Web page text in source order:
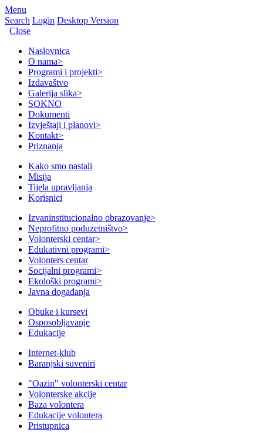
Menu
Search Login Desktop Version
Close
Naslovnica
O nama>
Programi i projekti>
Izdavaštvo
Galerija slika>
SOKNO
Dokumenti
Izvještaji i planovi>
Kontakt>
Priznanja
Kako smo nastali
Misija
Tijela upravljanja
Korisnici
Izvaninstitucionalno obrazovanje>
Neprofitno poduzetništvo>
Volonterski centar>
Edukativni programi>
Volonters centar
Socijalni programi>
Ekološki programi>
Javna događanja
Obuke i kursevi
Osposobljavanje
Edukacije
Internet-klub
Baranjski suveniri
"Oazin" volonterski centar
Volonterske akcije
Baza volontera
Edukacije volontera
Pristupnica